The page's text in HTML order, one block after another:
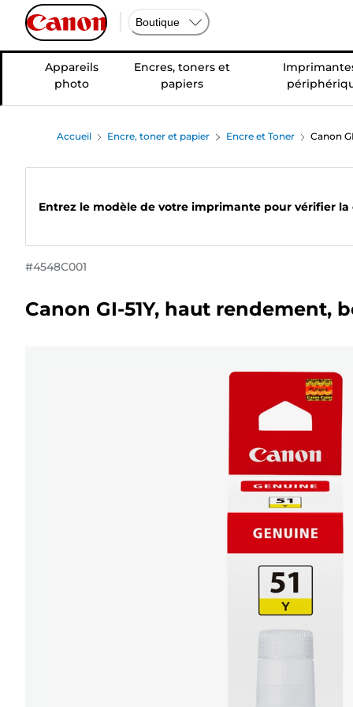
Boutique
Appareils
photo
Encres, toners et
papiers
Accueil Encre, toner et papier Encre et Toner Canon
Entrez le modèle de votre imprimante pour vérifier
#4548C001
Canon GI-51Y, haut rendement,